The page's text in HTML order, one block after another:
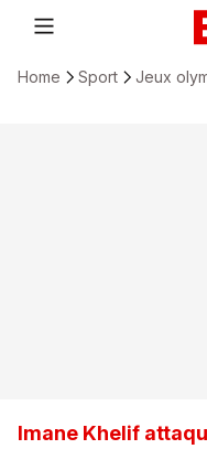
Home Sport Jeux
Imane Khelif